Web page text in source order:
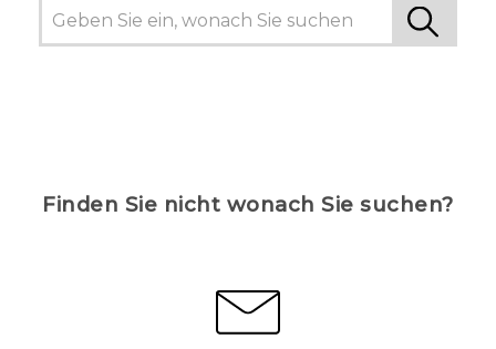
Finden Sie nicht wonach Sie suchen?